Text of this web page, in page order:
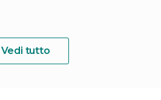
Vedi tutto